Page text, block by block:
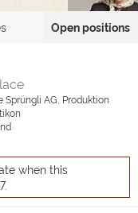
Open positions
Sprüngli AG, Produktion
when this